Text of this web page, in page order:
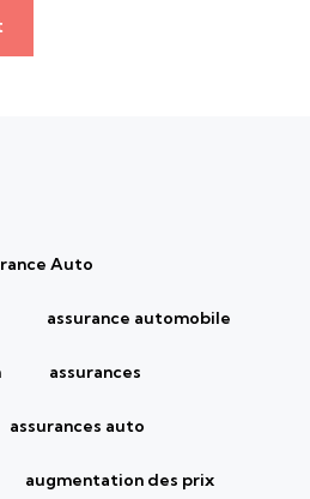
Auto
assurance automobile
assurances
assurances auto
augmentation des prix